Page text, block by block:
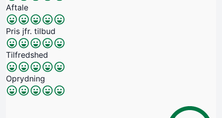
Aftale
Pris jfr. tilbud
Tilfredshed
Oprydning